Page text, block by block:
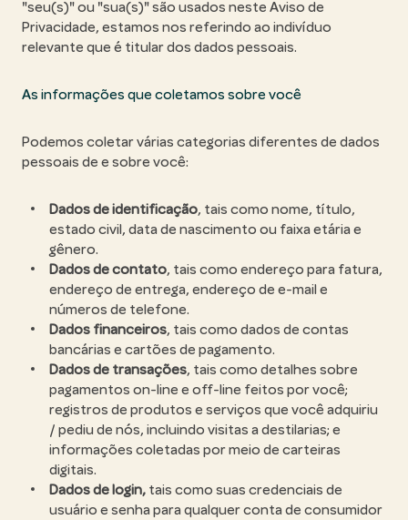
"seu(s)" ou "sua(s)" são usados neste Aviso de
Privacidade, estamos nos referindo ao indivíduo
relevante que é titular dos dados pessoais.
As informações que coletamos sobre você
Podemos coletar várias categorias diferentes de dados
pessoais de e sobre você:
Dados de identificação, tais como nome, título,
estado civil, data de nascimento ou faixa etária e
gênero.
Dados de contato, tais como endereço para fatura,
endereço de entrega, endereço de e-mail e
números de telefone.
Dados financeiros, tais como dados de contas
bancárias e cartões de pagamento.
Dados de transações, tais como detalhes sobre
pagamentos on-line e off-line feitos por você;
registros de produtos e serviços que você adquiriu
/ pediu de nós, incluindo visitas a destilarias; e
informações coletadas por meio de carteiras
digitais.
Dados de login, tais como suas credenciais de
usuário e senha para qualquer conta de consumidor